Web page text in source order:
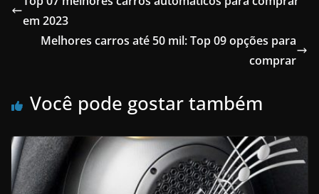
em 2023
Melhores carros até 50 mil: Top 09 opções para
comprar
Você pode gostar também